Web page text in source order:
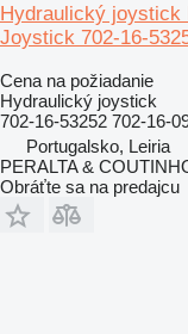
Hydraulický joystick
Joystick 702-16-
Cena na požiadanie
Hydraulický joystick
702-16-53252 702-16-
Portugalsko, Leiria
PERALTA &
Obráťte sa na predajcu